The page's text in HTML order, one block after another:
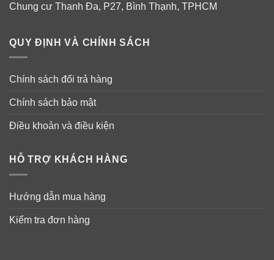
Chung cư Thanh Đa, P27, Bình Thạnh, TPHCM
QUY ĐỊNH VÀ CHÍNH SÁCH
Chính sách đổi trả hàng
Chính sách bảo mật
Điều khoản và điều kiện
HỖ TRỢ KHÁCH HÀNG
Hướng dẫn mua hàng
Kiểm tra đơn hàng